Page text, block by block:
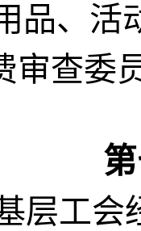
品、活
审查委
层工会